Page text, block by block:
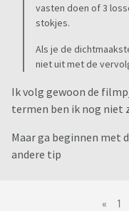
vasten doen of 3
stokjes.
Als je de
niet uit met de
Ik volg gewoon de
termen ben ik nog niet
Maar ga beginnen met
andere tip
« 1